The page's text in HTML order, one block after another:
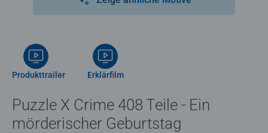
Produkttrailer Erklärfilm
Puzzle X Crime 408 Teile - Ein
mörderischer Geburtstag